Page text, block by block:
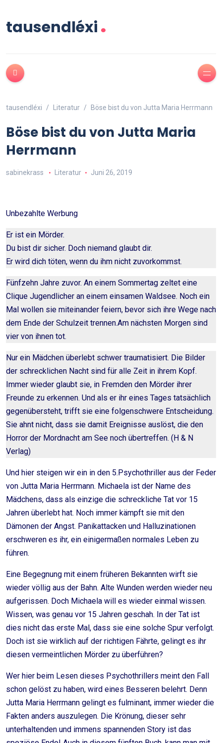
tausendléxi.
tausendléxi Literatur Böse bist du von Jutta Maria Herrmann
Böse bist du von Jutta Maria
Herrmann
sabinekrass Literatur Juni 26, 2019
Unbezahlte Werbung
Er ist ein Mörder.
Du bist dir sicher. Doch niemand glaubt dir.
Er wird dich töten, wenn du ihm nicht zuvorkommst.
Fünfzehn Jahre zuvor. An einem Sommertag zeltet eine
Clique Jugendlicher an einem einsamen Waldsee. Noch ein
Mal wollen sie miteinander feiern, bevor sich ihre Wege nach
dem Ende der Schulzeit trennen.Am nächsten Morgen sind
vier von ihnen tot.
Nur ein Mädchen überlebt schwer traumatisiert. Die Bilder
der schrecklichen Nacht sind für alle Zeit in ihrem Kopf.
Immer wieder glaubt sie, in Fremden den Mörder ihrer
Freunde zu erkennen. Und als er ihr eines Tages tatsächlich
gegenübersteht, trifft sie eine folgenschwere Entscheidung.
Sie ahnt nicht, dass sie damit Ereignisse auslöst, die den
Horror der Mordnacht am See noch übertreffen. (H & N
Verlag)
Und hier steigen wir ein in den 5.Psychothriller aus der Feder
von Jutta Maria Herrmann. Michaela ist der Name des
Mädchens, dass als einzige die schreckliche Tat vor 15
Jahren überlebt hat. Noch immer kämpft sie mit den
Dämonen der Angst. Panikattacken und Halluzinationen
erschweren es ihr, ein einigermaßen normales Leben zu
führen.
Eine Begegnung mit einem früheren Bekannten wirft sie
wieder völlig aus der Bahn. Alte Wunden werden wieder neu
aufgerissen. Doch Michaela will es wieder einmal wissen.
Wissen, was genau vor 15 Jahren geschah. In der Tat ist
dies nicht das erste Mal, dass sie eine solche Spur verfolgt.
Doch ist sie wirklich auf der richtigen Fährte, gelingt es ihr
diesen vermeintlichen Mörder zu überführen?
Wer hier beim Lesen dieses Psychothrillers meint den Fall
schon gelöst zu haben, wird eines Besseren belehrt. Denn
Jutta Maria Herrmann gelingt es fulminant, immer wieder die
Fakten anders auszulegen. Die Krönung, dieser sehr
unterhaltenden und immens spannenden Story ist das